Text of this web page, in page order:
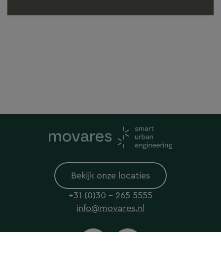
Bekijk onze locaties
+31 (0)30 - 265 5555
info@movares.nl